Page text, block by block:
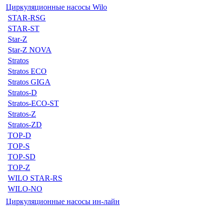
Циркуляционные насосы Wilo
STAR-RSG
STAR-ST
Star-Z
Star-Z NOVA
Stratos
Stratos ECO
Stratos GIGA
Stratos-D
Stratos-ECO-ST
Stratos-Z
Stratos-ZD
TOP-D
TOP-S
TOP-SD
TOP-Z
WILO STAR-RS
WILO-NO
Циркуляционные насосы ин-лайн